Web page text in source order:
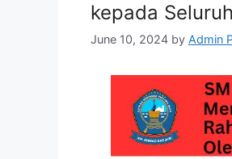
kepada
June 10, 2024 by Admin